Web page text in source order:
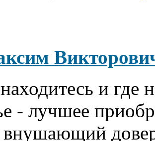
и где
- лучшее
внушающий